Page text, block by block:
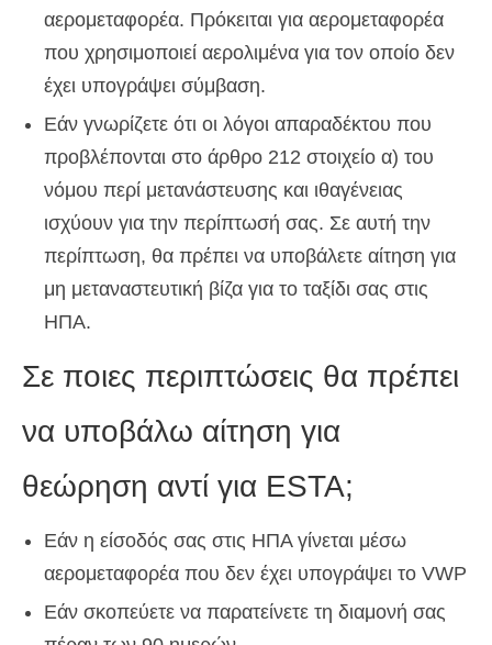
αερομεταφορέα. Πρόκειται για αερομεταφορέα
που χρησιμοποιεί αερολιμένα για τον οποίο δεν
έχει υπογράψει σύμβαση.
Εάν γνωρίζετε ότι οι λόγοι απαραδέκτου που
προβλέπονται στο άρθρο 212 στοιχείο α) του
νόμου περί μετανάστευσης και ιθαγένειας
ισχύουν για την περίπτωσή σας. Σε αυτή την
περίπτωση, θα πρέπει να υποβάλετε αίτηση για
μη μεταναστευτική βίζα για το ταξίδι σας στις
ΗΠΑ.
Σε ποιες περιπτώσεις θα πρέπει
να υποβάλω αίτηση για
θεώρηση αντί για ESTA;
Εάν η είσοδός σας στις ΗΠΑ γίνεται μέσω
αερομεταφορέα που δεν έχει υπογράψει το VWP
Εάν σκοπεύετε να παρατείνετε τη διαμονή σας